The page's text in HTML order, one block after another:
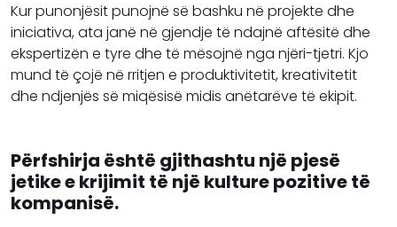
Kur punonjësit punojnë së bashku në projekte dhe
iniciativa, ata janë në gjendje të ndajnë aftësitë dhe
ekspertizën e tyre dhe të mësojnë nga njëri-tjetri. Kjo
mund të çojë në rritjen e produktivitetit, kreativitetit
dhe ndjenjës së miqësisë midis anëtarëve të ekipit.
Përfshirja është gjithashtu një pjesë
jetike e krijimit të një kulture pozitive të
kompanisë.